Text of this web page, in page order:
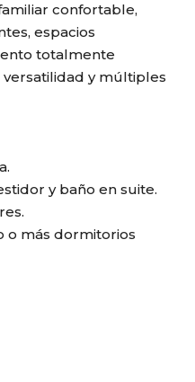
confortable,
espacios
totalmente
y múltiples
y baño en suite.
o más dormitorios